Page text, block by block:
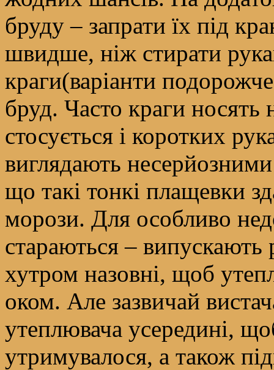
бруду – запрати їх під
швидше, ніж стирати
краги(варіанти
бруд. Часто краги носять
стосується і коротких
виглядають
що такі тонкі плащевки
морози. Для особливо
стараються –
хутром назовні, щоб
оком. Але зазвичай
утеплювача усередині,
утримувалося, а також